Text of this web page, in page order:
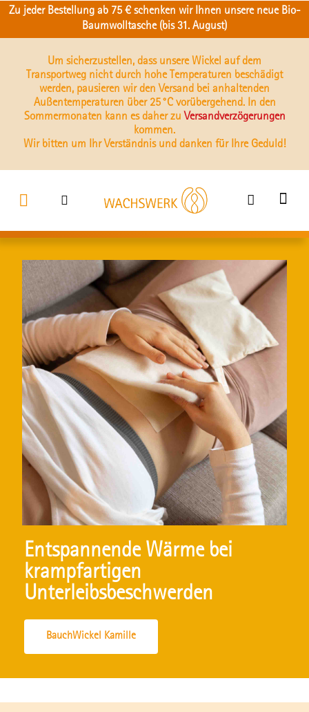
Zu jeder Bestellung ab 75 € schenken wir Ihnen unsere neue Bio-
Baumwolltasche (bis 31. August)
Um sicherzustellen, dass unsere Wickel auf dem
Transportweg nicht durch hohe Temperaturen beschädigt
werden, pausieren wir den Versand bei anhaltenden
Außentemperaturen über 25 °C vorübergehend. In den
Sommermonaten kann es daher zu Versandverzögerungen
kommen.
Wir bitten um Ihr Verständnis und danken für Ihre Geduld!
Entspannende Wärme bei
krampfartigen
Unterleibsbeschwerden
BauchWickel Kamille